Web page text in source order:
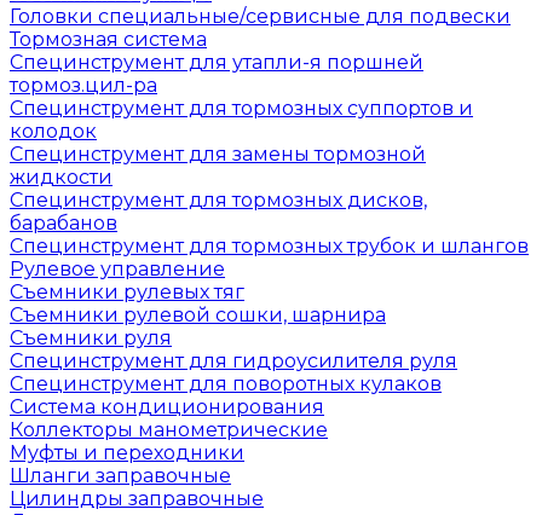
Головки специальные/сервисные для подвески
Тормозная система
Специнструмент для утапли-я поршней
тормоз.цил-ра
Специнструмент для тормозных суппортов и
колодок
Специнструмент для замены тормозной
жидкости
Специнструмент для тормозных дисков,
барабанов
Специнструмент для тормозных трубок и шлангов
Рулевое управление
Съемники рулевых тяг
Съемники рулевой сошки, шарнира
Съемники руля
Специнструмент для гидроусилителя руля
Специнструмент для поворотных кулаков
Система кондиционирования
Коллекторы манометрические
Муфты и переходники
Шланги заправочные
Цилиндры заправочные